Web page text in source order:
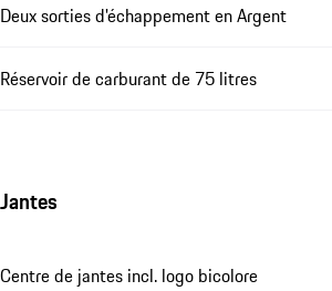
Deux sorties d'échappement en Argent
Réservoir de carburant de 75 litres
Jantes
Centre de jantes incl. logo bicolore